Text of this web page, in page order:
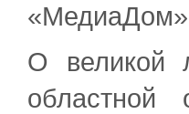
О великой
областной